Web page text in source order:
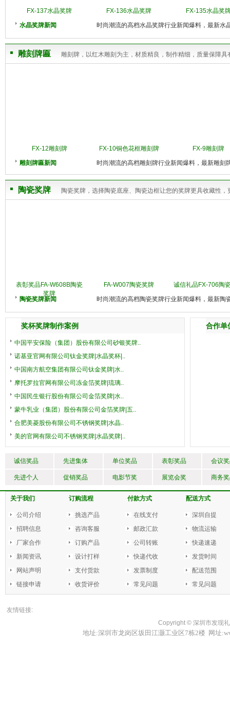
FX-137水晶奖牌 FX-136水晶奖牌
FX-135水晶奖
水晶奖牌新闻
时尚潮流的高档水晶奖牌行业新闻爆料，最新
雕刻牌匾 雕刻牌，以红木雕刻为主，材质精良，制作精细，质量保障
FX-12雕刻牌 FX-10铜色花框雕刻牌
FX-9雕刻牌
雕刻牌匾新闻
时尚潮流的高档雕刻牌行业新闻爆料，最新雕
陶瓷奖牌 陶瓷奖牌，选择陶瓷底座、陶瓷边框让您的奖牌更具收藏性
表彰奖品FA-W608B陶瓷
奖牌
FA-W007陶瓷奖牌
诚信礼品FX-706陶
陶瓷奖牌新闻
时尚潮流的高档陶瓷奖牌行业新闻爆料，最新
奖杯奖牌制作案例
中国平安保险（集团）股份有限公司砂银奖牌..
诺基亚官网有限公司钛金奖牌|水晶奖杯|..
中国南方航空集团有限公司钛金奖牌|水..
摩托罗拉官网有限公司冻金箔奖牌|琉璃..
中国民生银行股份有限公司金箔奖牌|水..
蒙牛乳业（集团）股份有限公司金箔奖牌|五..
合肥美菱股份有限公司不锈钢奖牌|水晶..
美的官网有限公司不锈钢奖牌|水晶奖牌|..
合作单
诚信奖品 先进集体 单位奖品 表彰奖品 会议
先进个人 促销奖品 电影节奖 展览会奖 商务
关于我们
公司介绍
招聘信息
厂家合作
新闻资讯
网站声明
链接申请
订购流程
挑选产品
咨询客服
订购产品
设计打样
支付货款
收货评价
付款方式
在线支付
邮政汇款
公司转账
快递代收
发票制度
常见问题
配送方式
深圳自提
物流运输
快递速递
发货时间
配送范围
常见问题
友情链接:
Copyright © 深圳市发现
地址:深圳市龙岗区坂田江灏工业区7栋2楼 网址